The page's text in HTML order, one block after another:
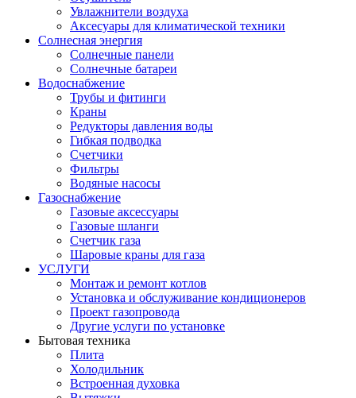
Увлажнители воздуха
Аксесуары для климатической техники
Солнесная энергия
Cолнечные панели
Солнечные батареи
Водоснабжение
Трубы и фитинги
Краны
Редукторы давления воды
Гибкая подводка
Счетчики
Фильтры
Водяные насосы
Газоснабжение
Газовые аксессуары
Газовые шланги
Счетчик газа
Шаровые краны для газа
УСЛУГИ
Монтаж и ремонт котлов
Установка и обслуживание кондиционеров
Проект газопровода
Другие услуги по установке
Бытовая техника
Плита
Холодильник
Встроенная духовка